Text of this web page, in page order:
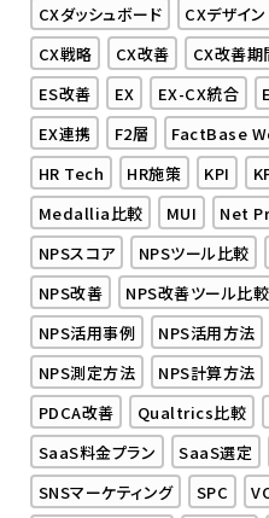
CXダッシュボード
CXデザイン
CX戦略
CX改善 CX改善期
ES改善
EX EX-CX統合
EX連携
F2層 FactBase
HR Tech
HR施策 KPI
Medallia比較
MUI Net
NPSスコア
NPSツール比較
NPS改善
NPS改善ツール比較
NPS活用事例
NPS活用方法
NPS測定方法
NPS計算方法
PDCA改善
Qualtrics比較
SaaS料金プラン
SaaS選定
SNSマーケティング
SPC